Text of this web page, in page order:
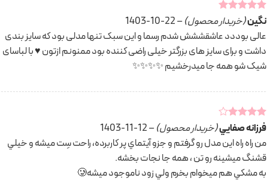
امتیاز5 از
نگین(خریدار محصول)–
1403-10-22
عالی بوددد عاشقششش شدم رسما و این سبک تنها مدلی بود که سایز بندی
داشت و برای سایز های بزرگتر خیلی راضی کننده بود ممنونم ازتون ♥️ با لباسای
شیک شو همه جا میدرخشیم ✨✨✨✨
امتیاز4
از 5
فرزانه صفايي(خریدار محصول)–
1403-11-12
من راه راه اين مدل رو گرفتم و جزو آيتماي پر كاربرده، راحت سِت ميشه و خيلي
قشنگ ميشينه رو تن ، همه جا نجات بخشه.
به مشكي هم ميخوام بخرم ولي زود ناموجود ميشه🥲